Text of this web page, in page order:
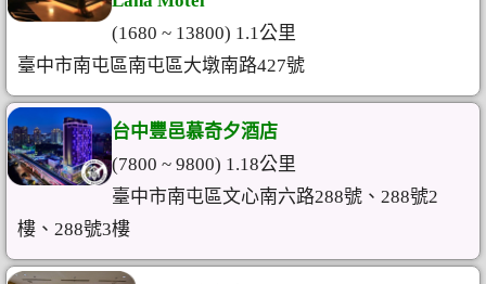
(1680 ~ 13800) 1.1公里
臺中市南屯區南屯區大墩南路427號
台中豐邑慕奇夕酒店
(7800 ~ 9800) 1.18公里
臺中市南屯區文心南六路288號、288號2
樓、288號3樓